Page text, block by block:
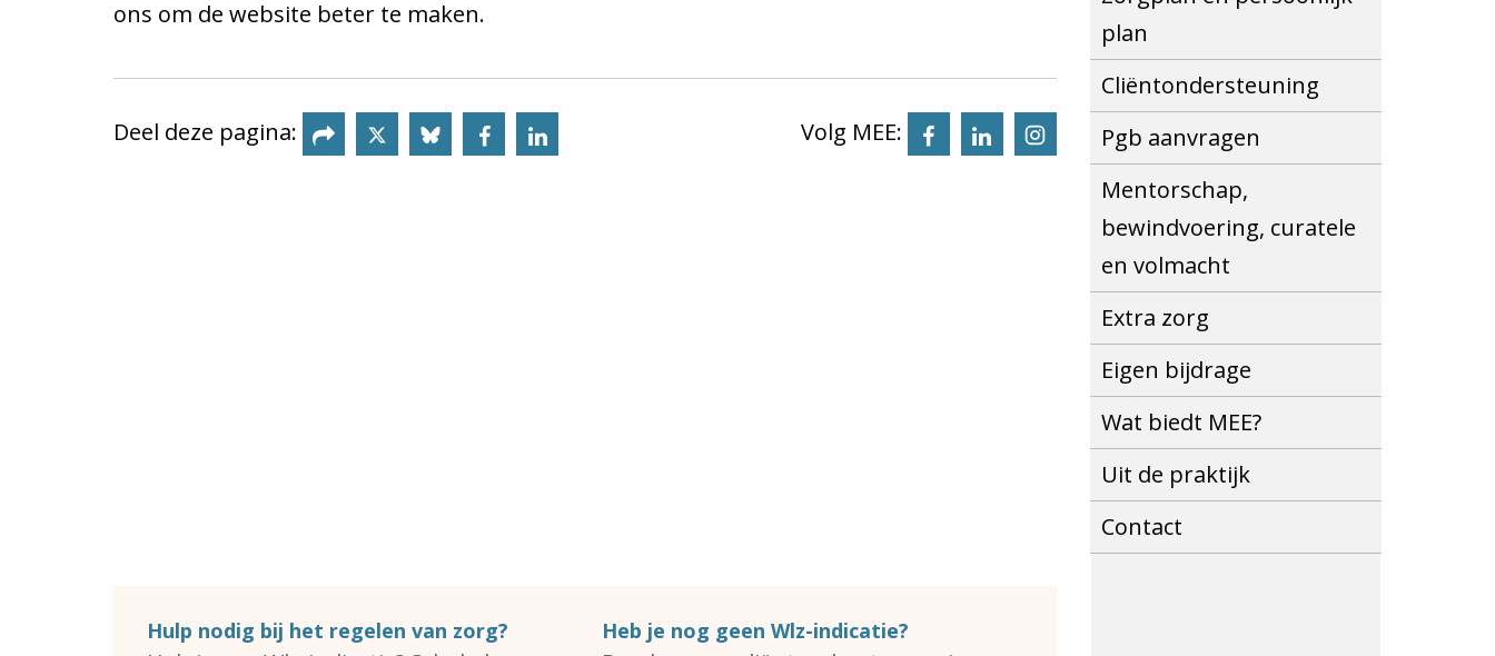
ons om de website beter te maken.
Volg MEE: Volg ons via Instagram
Deel deze pagina: Deel deze pagina via X
Deel deze pagina via Bluesky
plan
Cliëntondersteuning
Pgb aanvragen
Mentorschap,
bewindvoering, curatele
en volmacht
Extra zorg
Eigen bijdrage
Wat biedt MEE?
Uit de praktijk
Contact
Hulp nodig bij het regelen van zorg? Heb je nog geen Wlz-indicatie?